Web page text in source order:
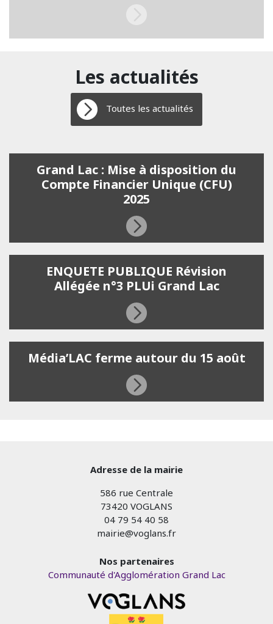
Les actualités
Toutes les actualités
Grand Lac : Mise à disposition du
Compte Financier Unique (CFU)
2025
ENQUETE PUBLIQUE Révision
Allégée n°3 PLUi Grand Lac
Média’LAC ferme autour du 15 août
Adresse de la mairie
586 rue Centrale
73420 VOGLANS
04 79 54 40 58
mairie@voglans.fr
Nos partenaires
Communauté d'Agglomération Grand Lac